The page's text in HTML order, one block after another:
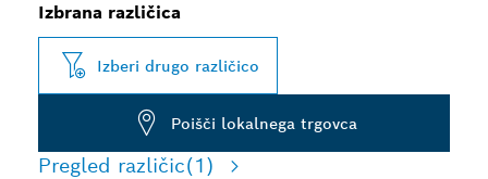
Izbrana različica
Izberi drugo različico
Poišči lokalnega trgovca
Pregled različic(1)